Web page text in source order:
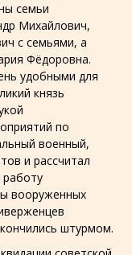
семьи
Михайлович,
с семьями, а
Фёдоровна.
удобными для
князь
по
военный,
и рассчитал
работу
вооруженных
штурмом.